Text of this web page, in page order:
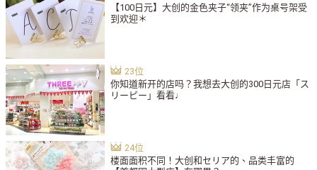
【100日元】大创的金色夹子“领夹”作为桌号架受
到欢迎＊
你知道新开的店吗？我想去大创的300日元店「ス
リーピー」看看♩
楼面面积不同！大创和セリア的、品类丰富的